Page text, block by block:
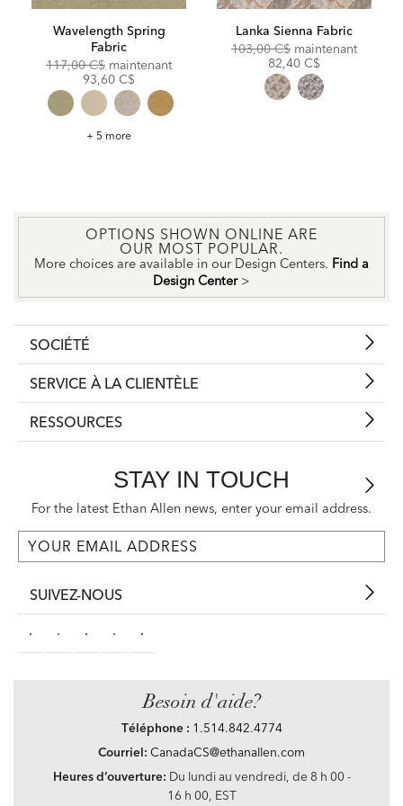
Wavelength Spring
Fabric
Original
117,00 C$ maintenantDiscounted
93,60 C$
Wavelength
+ 5 more
Lanka Sienna Fabric
Original
103,00 C$ maintenant
82,40 C$
OPTIONS SHOWN ONLINE ARE
OUR MOST POPULAR.
More choices are available in our Design Centers. Find a
Design Center >
SOCIÉTÉ
SERVICE À LA CLIENTÈLE
RESSOURCES
STAY IN TOUCH
For the latest Ethan Allen news, enter your email address.
SUIVEZ-NOUS
Besoin d'aide?
Téléphone : 1.514.842.4774
Courriel: CanadaCS@ethanallen.com
Heures d’ouverture: Du lundi au vendredi, de 8 h 00 -
16 h 00, EST